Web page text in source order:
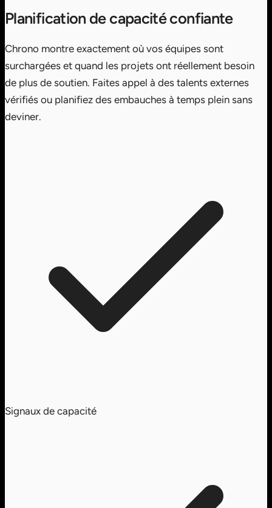
Planification de capacité confiante
Chrono montre exactement où vos équipes sont
surchargées et quand les projets ont réellement besoin
de plus de soutien. Faites appel à des talents externes
vérifiés ou planifiez des embauches à temps plein sans
deviner.
Signaux de capacité